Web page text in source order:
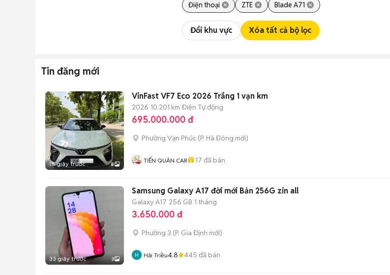
Điện thoại ZTE Blade A71
Đổi khu vực Xóa tất cả bộ lọc
Tin đăng mới
18 giây trước 8
VinFast VF7 Eco 2026 Trắng 1 vạn km
2026 10.201 km Điện Tự động
695.000.000 đ
Phường Vạn Phúc (P. Hà Đông mới)
TIẾN QUÂN CAR 17 đã bán
33 giây trước 3
Samsung Galaxy A17 đời mới Bản 256G zin all
Galaxy A17 256 GB 1 tháng
3.650.000 đ
Phường 3 (P. Gia Định mới)
Hải Triều4.8 445 đã bán